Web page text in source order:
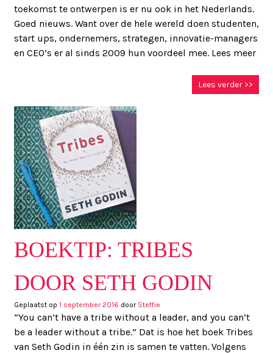
toekomst te ontwerpen is er nu ook in het Nederlands.
Goed nieuws. Want over de hele wereld doen studenten,
start ups, ondernemers, strategen, innovatie-managers
en CEO’s er al sinds 2009 hun voordeel mee. Lees meer
Lees verder >>
BOEKTIP: TRIBES
DOOR SETH GODIN
Geplaatst op 1 september 2016 door Steffie
“You can’t have a tribe without a leader, and you can’t
be a leader without a tribe.” Dat is hoe het boek Tribes
van Seth Godin in één zin is samen te vatten. Volgens